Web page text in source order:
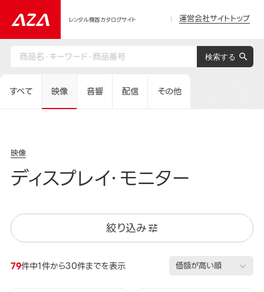
レンタル機器カタログサイト 運営会社サイトトップ
すべて 映像 音響 配信 その他
映像
ディスプレイ・モニター
絞り込み
79件中1件から30件までを表示